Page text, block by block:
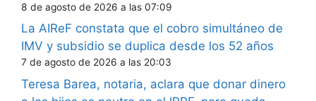
8 de agosto de 2026 a las 07:09
La AIReF constata que el cobro simultáneo de
IMV y subsidio se duplica desde los 52 años
7 de agosto de 2026 a las 20:03
Teresa Barea, notaria, aclara que donar dinero